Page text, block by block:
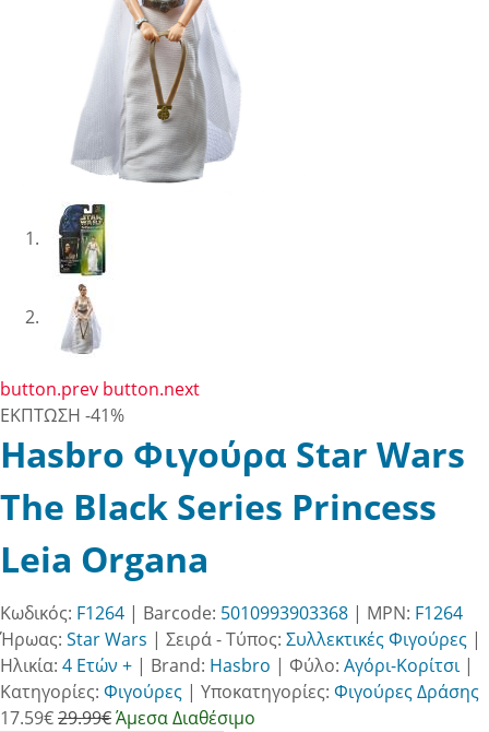
button.prev button.next
ΕΚΠΤΩΣΗ -41%
Hasbro Φιγούρα Star Wars
The Black Series Princess
Leia Organa
Κωδικός: F1264 | Barcode: 5010993903368 | MPN: F1264
Ήρωας: Star Wars | Σειρά - Τύπος: Συλλεκτικές Φιγούρες |
Ηλικία: 4 Ετών + | Brand: Hasbro | Φύλο: Αγόρι-Κορίτσι|
Κατηγορίες: Φιγούρες | Υποκατηγορίες: Φιγούρες Δράσης
17.59€29.99€Άμεσα Διαθέσιμο